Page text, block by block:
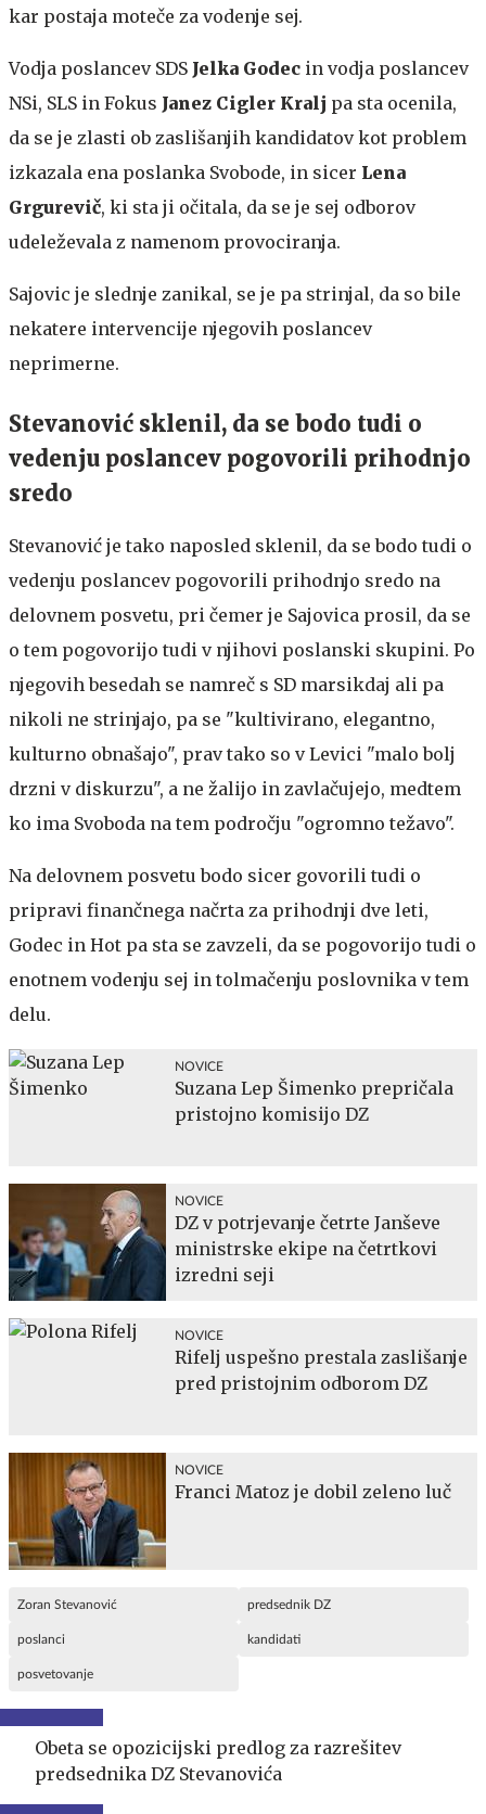
kar postaja moteče za vodenje sej.
Vodja poslancev SDS Jelka Godec in vodja poslancev
NSi, SLS in Fokus Janez Cigler Kralj pa sta ocenila,
da se je zlasti ob zaslišanjih kandidatov kot problem
izkazala ena poslanka Svobode, in sicer Lena
Grgurevič, ki sta ji očitala, da se je sej odborov
udeleževala z namenom provociranja.
Sajovic je slednje zanikal, se je pa strinjal, da so bile
nekatere intervencije njegovih poslancev
neprimerne.
Stevanović sklenil, da se bodo tudi o
vedenju poslancev pogovorili prihodnjo
sredo
Stevanović je tako naposled sklenil, da se bodo tudi o
vedenju poslancev pogovorili prihodnjo sredo na
delovnem posvetu, pri čemer je Sajovica prosil, da se
o tem pogovorijo tudi v njihovi poslanski skupini. Po
njegovih besedah se namreč s SD marsikdaj ali pa
nikoli ne strinjajo, pa se "kultivirano, elegantno,
kulturno obnašajo", prav tako so v Levici "malo bolj
drzni v diskurzu", a ne žalijo in zavlačujejo, medtem
ko ima Svoboda na tem področju "ogromno težavo".
Na delovnem posvetu bodo sicer govorili tudi o
pripravi finančnega načrta za prihodnji dve leti,
Godec in Hot pa sta se zavzeli, da se pogovorijo tudi o
enotnem vodenju sej in tolmačenju poslovnika v tem
delu.
NOVICE
Suzana Lep Šimenko prepričala
pristojno komisijo DZ
NOVICE
DZ v potrjevanje četrte Janševe
ministrske ekipe na četrtkovi
izredni seji
NOVICE
Rifelj uspešno prestala zaslišanje
pred pristojnim odborom DZ
NOVICE
Franci Matoz je dobil zeleno luč
Zoran Stevanović predsednik DZ
poslanci kandidati
posvetovanje
Obeta se opozicijski predlog za razrešitev
predsednika DZ Stevanovića